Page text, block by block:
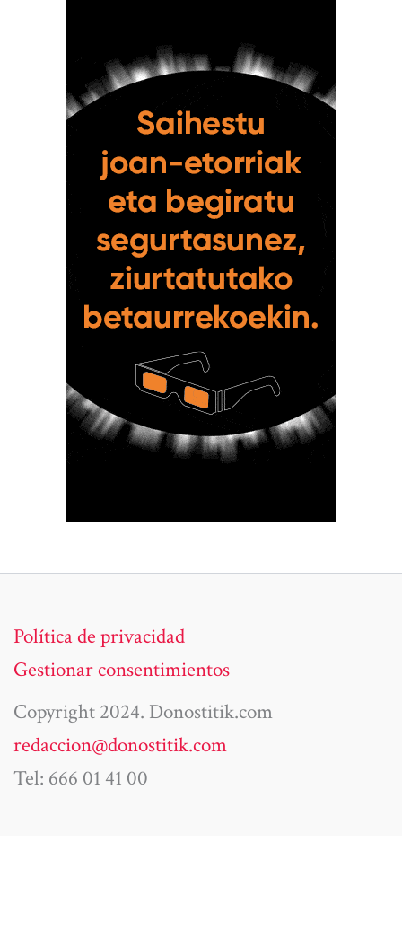
Política de privacidad
Gestionar consentimientos
Copyright 2024. Donostitik.com
redaccion@donostitik.com
Tel: 666 01 41 00